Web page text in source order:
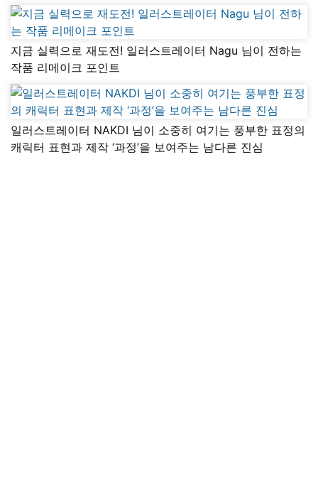
지금 실력으로 재도전! 일러스트레이터 Nagu 님이 전하는
작품 리메이크 포인트
일러스트레이터 NAKDI 님이 소중히 여기는 풍부한 표정의
캐릭터 표현과 제작 ‘과정’을 보여주는 남다른 진심